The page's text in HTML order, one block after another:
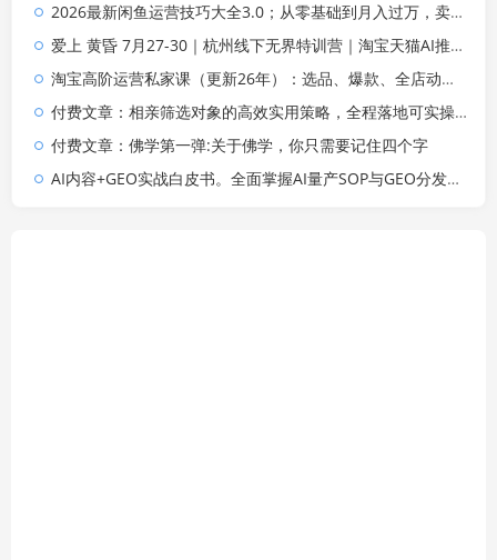
2026最新闲鱼运营技巧大全3.0；从零基础到月入过万，卖货准备、链接搭建到选品定价全拆解
爱上 黄昏 7月27-30｜杭州线下无界特训营｜淘宝天猫AI推广｜直通车人群｜全套PPT SOP思维导图资料包
淘宝高阶运营私家课（更新26年）：选品、爆款、全店动销，三模块构建盈利闭环，月入破5万
付费文章：相亲筛选对象的高效实用策略，全程落地可实操，规避短择、利己型相亲对象
付费文章：佛学第一弹:关于佛学，你只需要记住四个字
AI内容+GEO实战白皮书。全面掌握AI量产SOP与GEO分发机制